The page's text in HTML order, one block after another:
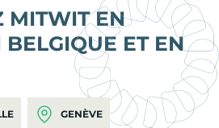
MITWIT EN
BELGIQUE ET EN
GENÈVE